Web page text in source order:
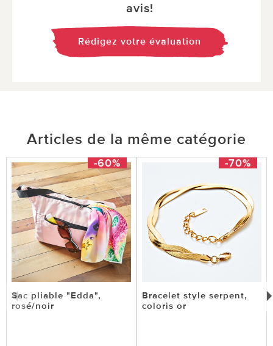
avis!
Rédigez votre évaluation
Articles de la même catégorie
-60%
Sac pliable "Edda",
rosé/noir
-70%
Bracelet style serpent,
coloris or